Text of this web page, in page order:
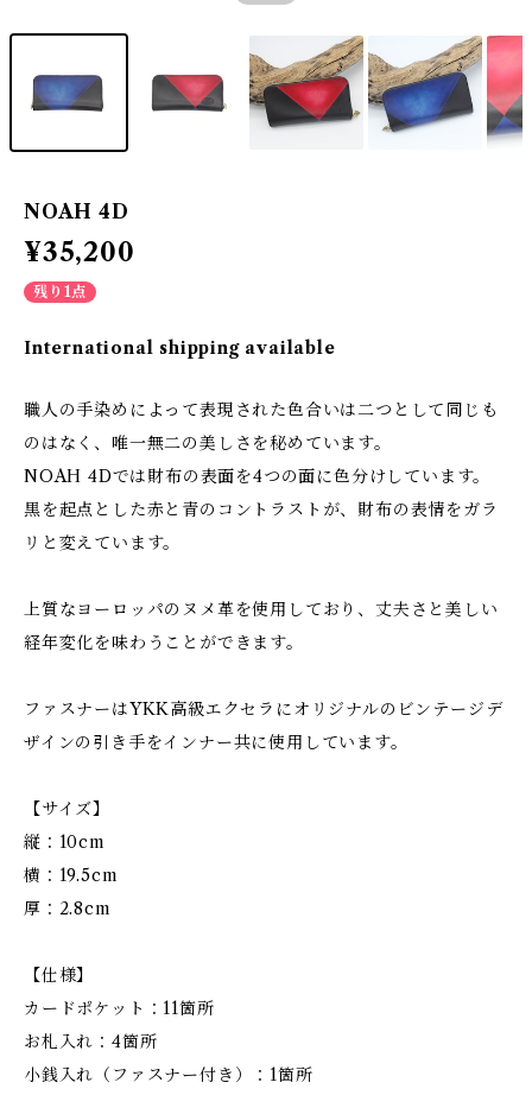
NOAH 4D
¥35,200
残り1点
International shipping available
職人の手染めによって表現された色合いは二つとして同じも
のはなく、唯一無二の美しさを秘めています。
NOAH 4Dでは財布の表面を4つの面に色分けしています。
黒を起点とした赤と青のコントラストが、財布の表情をガラ
リと変えています。
上質なヨーロッパのヌメ革を使用しており、丈夫さと美しい
経年変化を味わうことができます。
ファスナーはYKK高級エクセラにオリジナルのビンテージデ
ザインの引き手をインナー共に使用しています。
【サイズ】
縦：10cm
横：19.5cm
厚：2.8cm
【仕様】
カードポケット：11箇所
お札入れ：4箇所
小銭入れ（ファスナー付き）：1箇所